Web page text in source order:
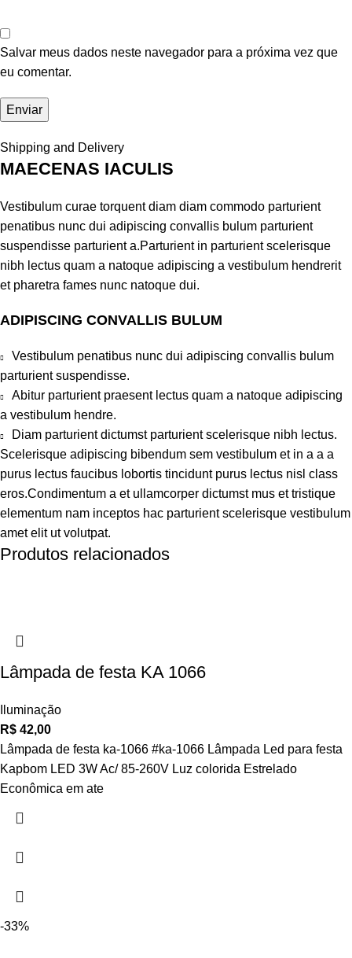
Salvar meus dados neste navegador para a próxima vez que
eu comentar.
Shipping and Delivery
MAECENAS IACULIS
Vestibulum curae torquent diam diam commodo parturient
penatibus nunc dui adipiscing convallis bulum parturient
suspendisse parturient a.Parturient in parturient scelerisque
nibh lectus quam a natoque adipiscing a vestibulum hendrerit
et pharetra fames nunc natoque dui.
ADIPISCING CONVALLIS BULUM
Vestibulum penatibus nunc dui adipiscing convallis bulum
parturient suspendisse.
Abitur parturient praesent lectus quam a natoque adipiscing
a vestibulum hendre.
Diam parturient dictumst parturient scelerisque nibh lectus.
Scelerisque adipiscing bibendum sem vestibulum et in a a a
purus lectus faucibus lobortis tincidunt purus lectus nisl class
eros.Condimentum a et ullamcorper dictumst mus et tristique
elementum nam inceptos hac parturient scelerisque vestibulum
amet elit ut volutpat.
Produtos relacionados
Lâmpada de festa KA 1066
Iluminação
R$ 42,00
Lâmpada de festa ka-1066 #ka-1066 Lâmpada Led para festa
Kapbom LED 3W Ac/ 85-260V Luz colorida Estrelado
Econômica em ate
-33%